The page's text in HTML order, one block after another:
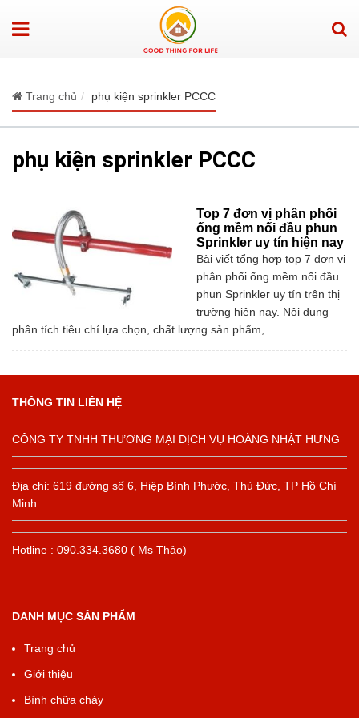
Trang chủ phụ kiện sprinkler PCCC
phụ kiện sprinkler PCCC
Top 7 đơn vị phân phối
ống mềm nối đầu phun
Sprinkler uy tín hiện nay
Bài viết tổng hợp top 7 đơn vị
phân phối ống mềm nối đầu
phun Sprinkler uy tín trên thị
trường hiện nay. Nội dung
phân tích tiêu chí lựa chọn, chất lượng sản phẩm,...
THÔNG TIN LIÊN HỆ
CÔNG TY TNHH THƯƠNG MẠI DỊCH VỤ HOÀNG NHẬT HƯNG
Địa chỉ: 619 đường số 6, Hiệp Bình Phước, Thủ Đức, TP Hồ Chí
Minh
Hotline : 090.334.3680 ( Ms Thảo)
DANH MỤC SẢN PHẨM
Trang chủ
Giới thiệu
Bình chữa cháy